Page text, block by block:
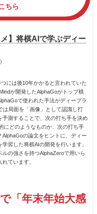
ちら
メ】将棋AIで学ぶディー
には後10年かかると言われていた
が開発したAlphaGoがトップ棋
で使われた手法がディープラ
は局面を「画像」として認識し打
予測することで、次の打ち手を決め
にどのようなものか、次の打ち手
AlphaGoの論文をヒントに、ディー
習した将棋AIの開発を行います。
の強さを持つAlphaZeroで用いら
ています。
「年末年始大感